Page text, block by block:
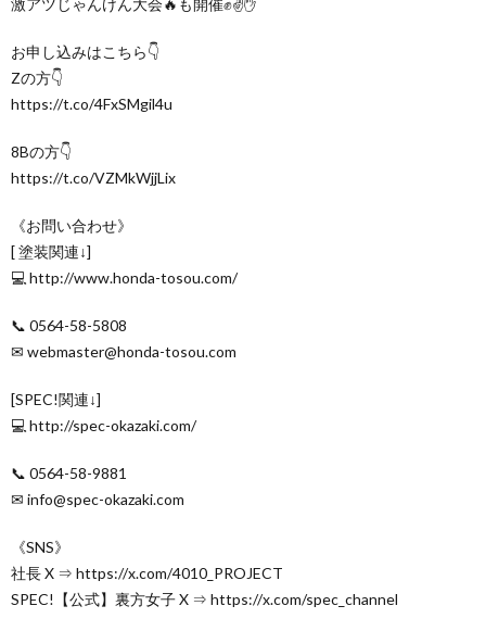
お申し込みはこちら👇
Zの方👇
https://t.co/4FxSMgil4u
8Bの方👇
https://t.co/VZMkWjjLix
《お問い合わせ》
[ 塗装関連↓]
💻 http://www.honda-tosou.com/
📞 0564-58-5808
✉ webmaster@honda-tosou.com
[SPEC!関連↓]
💻 http://spec-okazaki.com/
📞 0564-58-9881
✉ info@spec-okazaki.com
《SNS》
社長 X ⇒ https://x.com/4010_PROJECT
SPEC!【公式】裏方女子 X ⇒ https://x.com/spec_channel